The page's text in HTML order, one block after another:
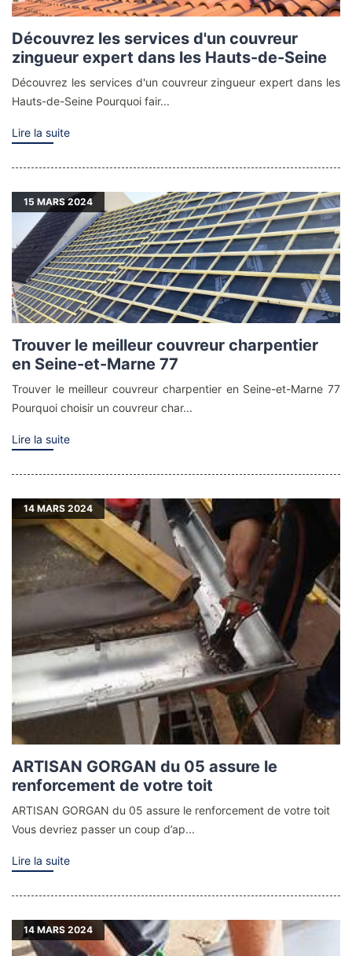
Découvrez les services d'un couvreur
zingueur expert dans les Hauts-de-Seine
Découvrez les services d'un couvreur zingueur expert dans les
Hauts-de-Seine Pourquoi fair...
Lire la suite
15 MARS 2024
Trouver le meilleur couvreur charpentier
en Seine-et-Marne 77
Trouver le meilleur couvreur charpentier en Seine-et-Marne 77
Pourquoi choisir un couvreur char...
Lire la suite
14 MARS 2024
ARTISAN GORGAN du 05 assure le
renforcement de votre toit
ARTISAN GORGAN du 05 assure le renforcement de votre toit
Vous devriez passer un coup d’ap...
Lire la suite
14 MARS 2024